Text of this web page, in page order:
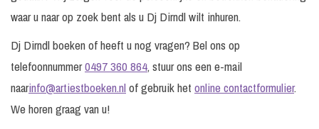
waar u naar op zoek bent als u Dj Dirndl wilt inhuren.
Dj Dirndl boeken of heeft u nog vragen? Bel ons op
telefoonnummer0497 360 864, stuur ons een e-mail
naarinfo@artiestboeken.nlof gebruik het online contactformulier.
We horen graag van u!